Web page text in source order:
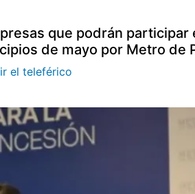
que podrán participar
de mayo por Metro de
el teleférico